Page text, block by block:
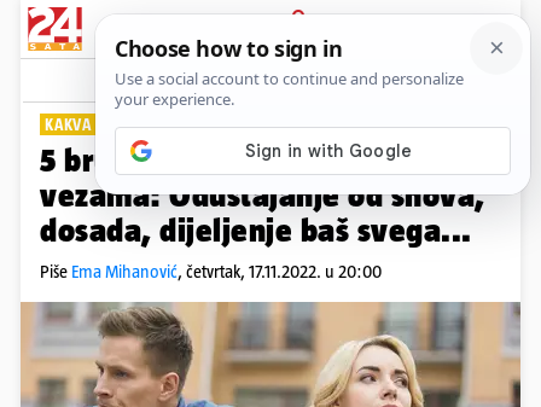
PRIJAVA
Lifestyle Komentari
KAKVA SU VAŠA ISKUSTVA?
5 brutalnih istina o dugoročnim
vezama: Odustajanje od snova,
dosada, dijeljenje baš svega...
Piše Ema Mihanović, četvrtak, 17.11.2022. u 20:00